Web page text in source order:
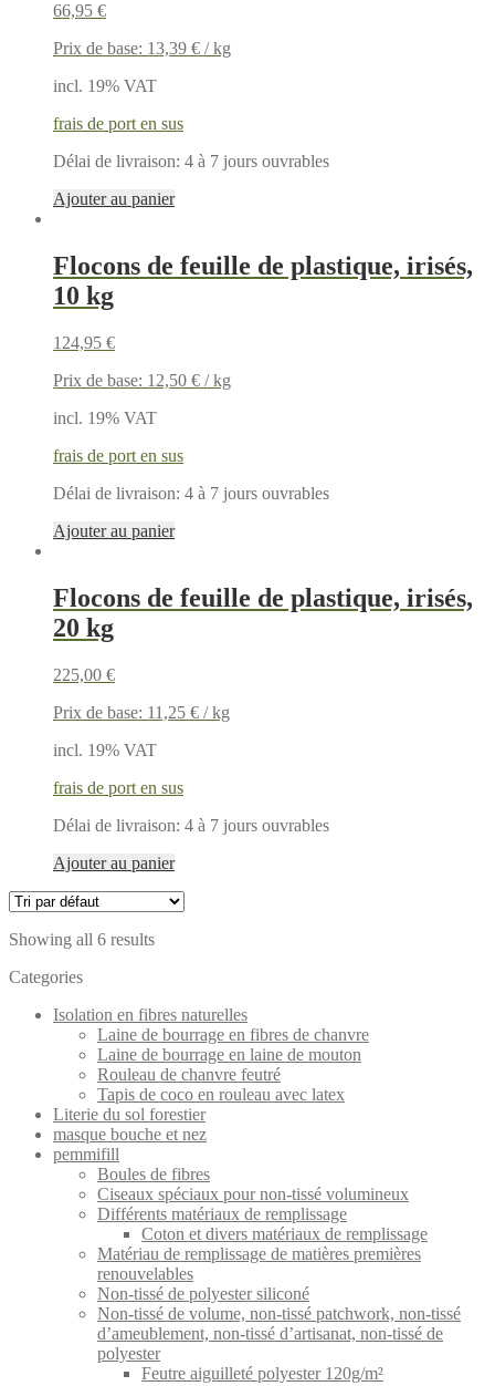
66,95 €
Prix de base: 13,39 € /kg
incl. 19% VAT
frais de port en sus
Délai de livraison: 4 à 7 jours ouvrables
Ajouter au panier
Flocons de feuille de plastique, irisés,
10 kg
124,95 €
Prix de base: 12,50 € /kg
incl. 19% VAT
frais de port en sus
Délai de livraison: 4 à 7 jours ouvrables
Ajouter au panier
Flocons de feuille de plastique, irisés,
20 kg
225,00 €
Prix de base: 11,25 € /kg
incl. 19% VAT
frais de port en sus
Délai de livraison: 4 à 7 jours ouvrables
Ajouter au panier
Showing all 6 results
Categories
Isolation en fibres naturelles
Laine de bourrage en fibres de chanvre
Laine de bourrage en laine de mouton
Rouleau de chanvre feutré
Tapis de coco en rouleau avec latex
Literie du sol forestier
masque bouche et nez
pemmifill
Boules de fibres
Ciseaux spéciaux pour non-tissé volumineux
Différents matériaux de remplissage
Coton et divers matériaux de remplissage
Matériau de remplissage de matières premières
renouvelables
Non-tissé de polyester siliconé
Non-tissé de volume, non-tissé patchwork, non-tissé
d’ameublement, non-tissé d’artisanat, non-tissé de
polyester
Feutre aiguilleté polyester 120g/m²